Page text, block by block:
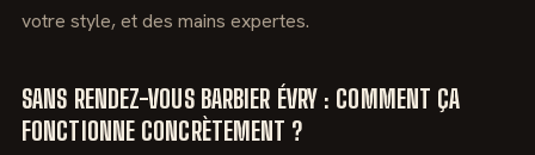
votre style, et des mains expertes.
SANS RENDEZ-VOUS BARBIER ÉVRY : COMMENT ÇA
FONCTIONNE CONCRÈTEMENT ?